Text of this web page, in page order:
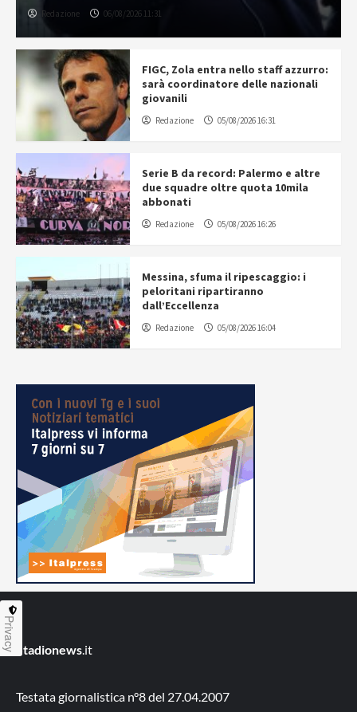
Redazione 06/08/2026 11:31
FIGC, Zola entra nello staff azzurro:
sarà coordinatore delle nazionali
giovanili
Redazione 05/08/2026 16:31
Serie B da record: Palermo e altre
due squadre oltre quota 10mila
abbonati
Redazione 05/08/2026 16:26
Messina, sfuma il ripescaggio: i
peloritani ripartiranno
dall’Eccellenza
Redazione 05/08/2026 16:04
Stadionews.it
Testata giornalistica n°8 del 27.04.2007
Privacy